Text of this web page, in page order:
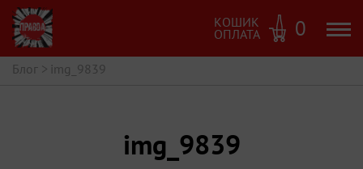
КОШИК
ОПЛАТА 0
Блог > img_9839
img_9839